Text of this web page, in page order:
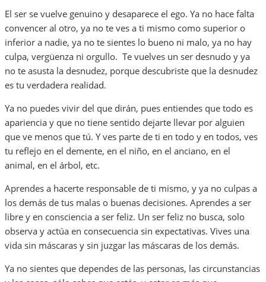
El ser se vuelve genuino y desaparece el ego. Ya no hace falta
convencer al otro, ya no te ves a ti mismo como superior o
inferior a nadie, ya no te sientes lo bueno ni malo, ya no hay
culpa, vergüenza ni orgullo. Te vuelves un ser desnudo y ya
no te asusta la desnudez, porque descubriste que la desnudez
es tu verdadera realidad.
Ya no puedes vivir del que dirán, pues entiendes que todo es
apariencia y que no tiene sentido dejarte llevar por alguien
que ve menos que tú. Y ves parte de ti en todo y en todos, ves
tu reflejo en el demente, en el niño, en el anciano, en el
animal, en el árbol, etc.
Aprendes a hacerte responsable de ti mismo, y ya no culpas a
los demás de tus malas o buenas decisiones. Aprendes a ser
libre y en consciencia a ser feliz. Un ser feliz no busca, solo
observa y actúa en consecuencia sin expectativas. Vives una
vida sin máscaras y sin juzgar las máscaras de los demás.
Ya no sientes que dependes de las personas, las circunstancias